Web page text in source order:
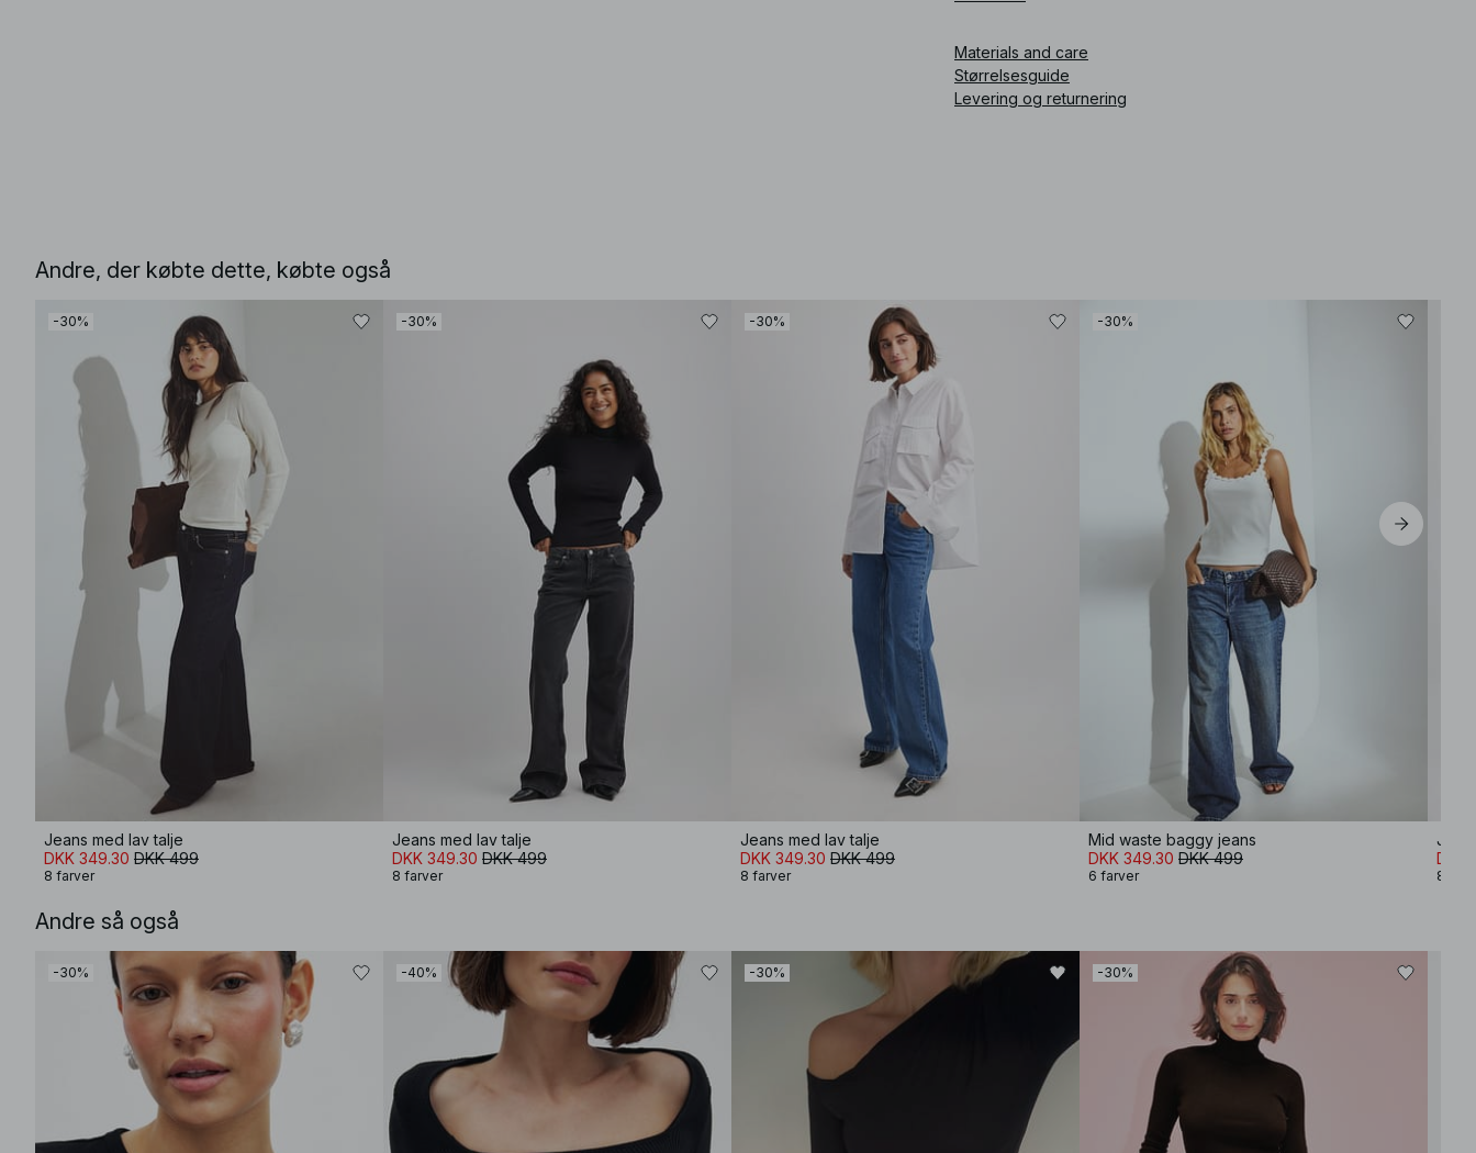
Materials and care
Størrelsesguide
Levering og returnering
Andre, der købte dette, købte også
-30%
Jeans med lav talje
DKK 349.30 DKK 499
8 farver
-30%
Jeans med lav talje
DKK 349.30 DKK 499
8 farver
-30%
Jeans med lav talje
DKK 349.30 DKK 499
8 farver
-30%
Mid waste baggy jeans
DKK 349.30 DKK 499
6 farver
DKK
8
Andre så også
-30% -40% -30% -30%